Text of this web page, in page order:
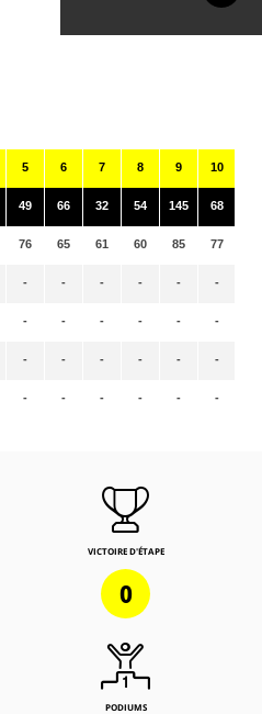
5
49
76
-
-
-
-
6
66
65
-
-
-
-
7
32
61
-
-
-
-
8
54
60
-
-
-
-
9
145
85
-
-
-
-
10
68
77
-
-
-
-
VICTOIRE D'ÉTAPE
0
PODIUMS